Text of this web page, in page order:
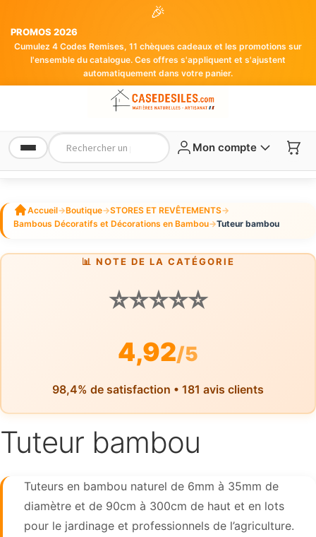
🎉
PROMOS 2026
Cumulez 4 Codes Remises, 11 chèques cadeaux et les promotions sur
l'ensemble du catalogue. Ces offres s'appliquent et s'ajustent
automatiquement dans votre panier.
Mon compte
Accueil→Boutique→STORES ET REVÊTEMENTS→
Bambous Décoratifs et Décorations en Bambou→Tuteur bambou
📊 NOTE DE LA CATÉGORIE
⭐⭐⭐⭐⭐
4,92/5
98,4% de satisfaction • 181 avis clients
Tuteur bambou
Tuteurs en bambou naturel de 6mm à 35mm de
diamètre et de 90cm à 300cm de haut et en lots
pour le jardinage et professionnels de l’agriculture.